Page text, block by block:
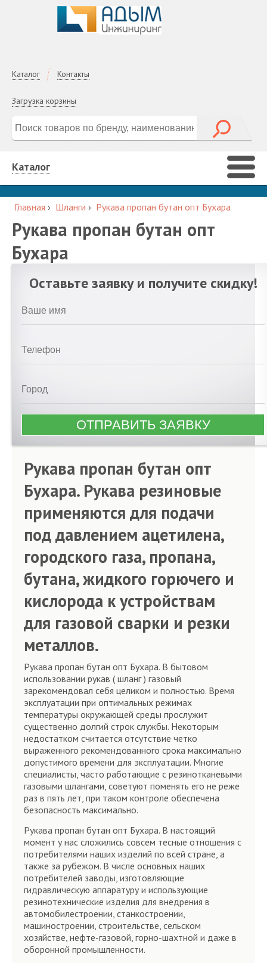
Каталог Контакты
Загрузка корзины
Каталог
Главная › Шланги › Рукава пропан бутан опт Бухара
Рукава пропан бутан опт
Бухара
Оставьте заявку и получите скидку!
Рукава пропан бутан опт
Бухара. Рукава резиновые
применяются для подачи
под давлением ацетилена,
городского газа, пропана,
бутана, жидкого горючего и
кислорода к устройствам
для газовой сварки и резки
металлов.
Рукава пропан бутан опт Бухара. В бытовом
использовании рукав ( шланг ) газовый
зарекомендовал себя целиком и полностью. Время
эксплуатации при оптимальных режимах
температуры окружающей среды прослужит
существенно долгий строк службы. Некоторым
недостатком считается отсутствие четко
выраженного рекомендованного срока максимально
допустимого времени для эксплуатации. Многие
специалисты, часто работающие с резинотканевыми
газовыми шлангами, советуют поменять его не реже
раз в пять лет, при таком контроле обеспечена
безопасность максимально.
Рукава пропан бутан опт Бухара. В настоящий
момент у нас сложились совсем тесные отношения с
потребителями наших изделий по всей стране, а
также за рубежом. В числе основных наших
потребителей заводы, изготовляющие
гидравлическую аппаратуру и использующие
резинотехнические изделия для внедрения в
автомобилестроении, станкостроении,
машиностроении, строительстве, сельском
хозяйстве, нефте-газовой, горно-шахтной и даже в
оборонной промышленности.